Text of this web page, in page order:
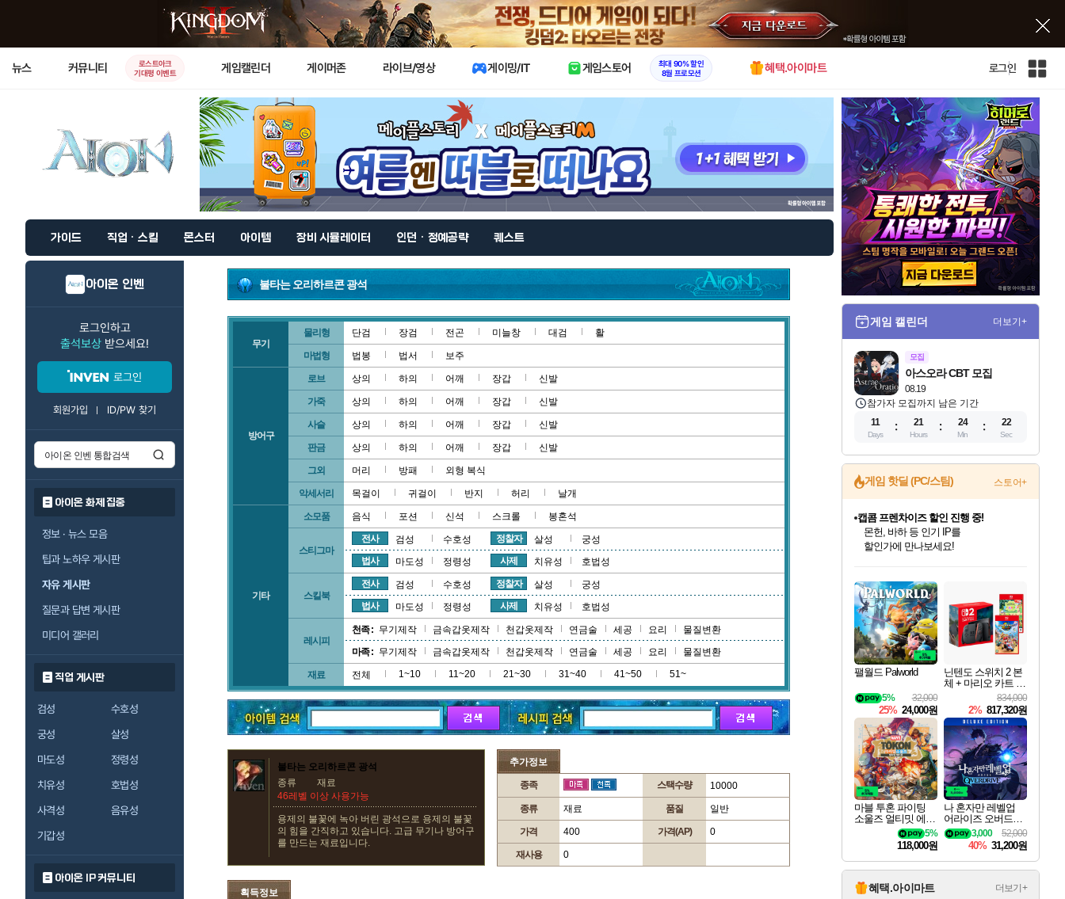
X
뉴스 커뮤니티
로스트아크
기대평 이벤트
게임캘린더 게이머존 라이브/영상 게이밍/IT 게임스토어
최대 90% 할인
8월 프로모션
혜택.아이마트 로그인
인
전
이
트
맵
가이드 직업 · 스킬 몬스터 아이템 장비 시뮬레이터 인던 · 정예공략 퀘스트
아이온 인벤
로그인하고
출석보상 받으세요!
로그인
회원가입 ID/PW 찾기
아이온 화제 집중
정보 · 뉴스 모음
팁과 노하우 게시판
자유 게시판
질문과 답변 게시판
미디어 갤러리
직업 게시판
검성
수호성
궁성
살성
마도성
정령성
치유성
호법성
사격성
음유성
기갑성
아이온 IP 커뮤니티
불타는 오리하르콘 광석
무기
물리형 단검 장검 전곤 미늘창 대검 활
마법형 법봉 법서 보주
방어구
로브 상의 하의 어깨 장갑 신발
가죽 상의 하의 어깨 장갑 신발
사슬 상의 하의 어깨 장갑 신발
판금 상의 하의 어깨 장갑 신발
그외 머리 방패 외형 복식
악세서리 목걸이 귀걸이 반지 허리 날개
기타
소모품 음식 포션 신석 스크롤 봉혼석
스티그마
전사 검성 수호성 정찰자 살성
궁성
법사
마도성 정령성 사제 치유성 호법성
스킬북
전사 검성 수호성 정찰자 살성
궁성
법사
마도성 정령성 사제 치유성 호법성
레시피
천족 : 무기제작 금속갑옷제작 천갑옷제작 연금술 세공 요리
물질변환
마족 : 무기제작 금속갑옷제작 천갑옷제작 연금술 세공 요리 물질변환
재료 전체 1~10 11~20 21~30 31~40 41~50 51~
불타는 오리하르콘 광석
종류
재료
46레벨 이상 사용가능
용제의 불꽃에 녹아 버린 광석으로 용제의 불꽃
의 힘을 간직하고 있습니다. 고급 무기나 방어구
를 만드는 재료입니다.
추가정보
종족 스택수량 10000
종류 재료 품질 일반
가격 400 가격(AP) 0
재사용 0
획득정보
게임 캘린더 더보기+
모집
08.19
아스오라 CBT 모집
참가자 모집까지 남은 기간
11
Days
21
Hours
24
Min
21
Sec
게임 핫딜 (PC/스팀) 스토어+
최대 90% 할인가를 만나보세요!
네이버혜택과 함께 만나보세요!
50%할인&추가 적립까지!
네이버 포인트 혜택까지!
이니&베니 혜택까지!
네이버 혜택가와 함께 예약하세요!
할인&네이버혜택으로 만나보세요!
네이버페이 혜택과 만나보세요!
40주년 프로모션으로 만나보세요!
캡콤 프렌차이즈 할인 진행 중!
몬헌, 바하 등 인기 IP를
할인가에 만나보세요!
일부 에디션 상시 할인!
혜택으로 예약 판매 중
편안하게 충전하세요
팰월드 Palworld
32,000
5%
25% 24,000원
닌텐도 스위치 2 본
체 + 마리오 카트 월
드 + 포켓몬 포코피
아 번들
834,000
2% 817,320원
마블 투혼 파이팅
소울즈 얼티밋 에디
션 MARVEL Tokon
Fighting Souls Ultima
5%
118,000원
나 혼자만 레벨업
어라이즈 오버드라
이브 디럭스 에디션
Solo Leveling Arise
Overdrive Deluxe Edi
tion
52,000
3,000
40% 31,200원
혜택.아이마트 더보기+